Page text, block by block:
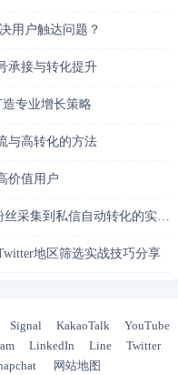
用户触达问题？
承接与转化提升
专业增长策略
与高转化的方法
价值用户
集到私信自动转化的实操闭环
地区筛选实战技巧分享
Signal KakaoTalk
YouTube
LinkedIn Line
Twitter
网站地图